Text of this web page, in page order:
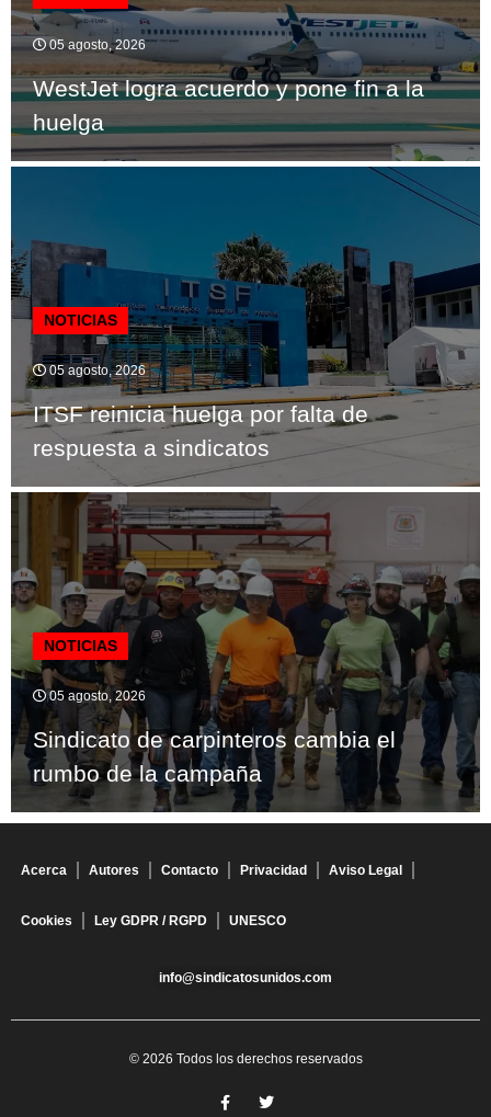
05 agosto, 2026
WestJet logra acuerdo y pone fin a la
huelga
NOTICIAS
05 agosto, 2026
ITSF reinicia huelga por falta de
respuesta a sindicatos
NOTICIAS
05 agosto, 2026
Sindicato de carpinteros cambia el
rumbo de la campaña
Acerca Autores Contacto Privacidad Aviso Legal
Cookies Ley GDPR / RGPD UNESCO
info@sindicatosunidos.com
© 2026 Todos los derechos reservados